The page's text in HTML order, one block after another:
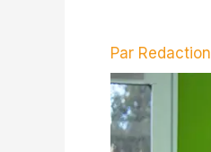
Par Redaction